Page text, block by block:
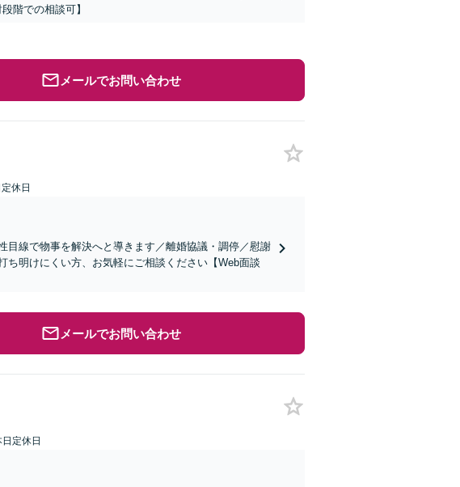
階での相談可】
メールでお問い合わせ
休日
目線で物事を解決へと導きます／離婚協議・調停／慰謝
明けにくい方、お気軽にご相談ください【Web面談
メールでお問い合わせ
定休日